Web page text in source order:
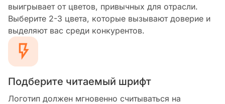
выигрывает от цветов, привычных для отрасли.
Выберите 2-3 цвета, которые вызывают доверие и
выделяют вас среди конкурентов.
Подберите читаемый шрифт
Логотип должен мгновенно считываться на